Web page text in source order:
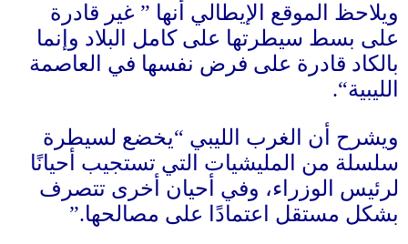
ويلاحظ الموقع الإيطالي أنها ” غير قادرة
على بسط سيطرتها على كامل البلاد وإنما
بالكاد قادرة على فرض نفسها في العاصمة
الليبية“.
ويشرح أن الغرب الليبي “يخضع لسيطرة
سلسلة من المليشيات التي تستجيب أحيانًا
لرئيس الوزراء، وفي أحيان أخرى تتصرف
بشكل مستقل اعتمادًا على مصالحها.”